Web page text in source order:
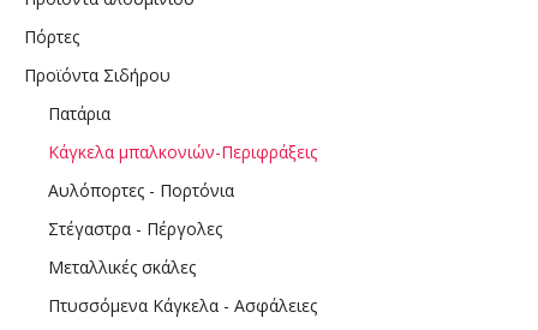
Πόρτες
Προϊόντα Σιδήρου
Πατάρια
Κάγκελα μπαλκονιών-Περιφράξεις
Αυλόπορτες - Πορτόνια
Στέγαστρα - Πέργολες
Μεταλλικές σκάλες
Πτυσσόμενα Κάγκελα - Ασφάλειες